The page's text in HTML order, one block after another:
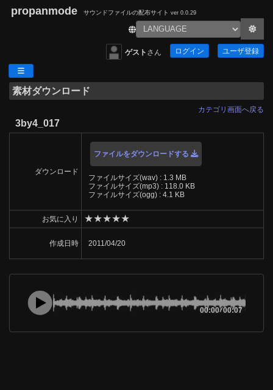
propanmode サウンドファイルの配布サイト ver 0.0.29
ゲスト さん ログイン ユーザ登録
素材ダウンロード
カテゴリ画面へ戻る
3by4_017
ダウンロード
ファイルをダウンロードする
ファイルサイズ(wav) : 1.3 MB
ファイルサイズ(mp3) : 118.0 KB
ファイルサイズ(ogg) : 4.1 KB
お気に入り ★★★★★
作成日時 2011/04/20
00:00/00:07